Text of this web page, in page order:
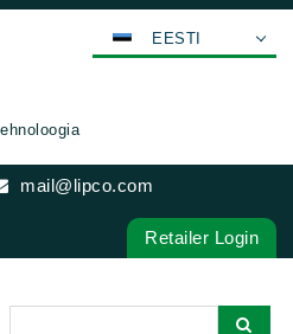
mail@lipco.com
POLSKI
ITALIANO
EESTI
Retailer Login